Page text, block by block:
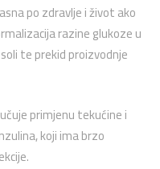
po zdravlje i život ako
razine glukoze u
te prekid proizvodnje
primjenu tekućine i
koji ima brzo